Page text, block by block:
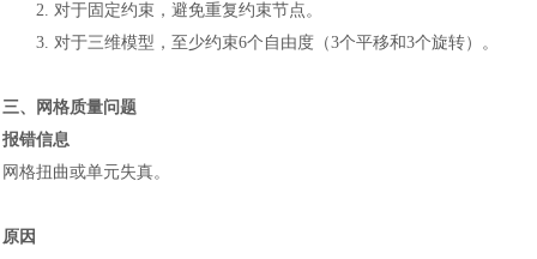
2. 对于固定约束，避免重复约束节点。
3. 对于三维模型，至少约束6个自由度（3个平移和3个旋转）。
三、网格质量问题
报错信息
网格扭曲或单元失真。
原因